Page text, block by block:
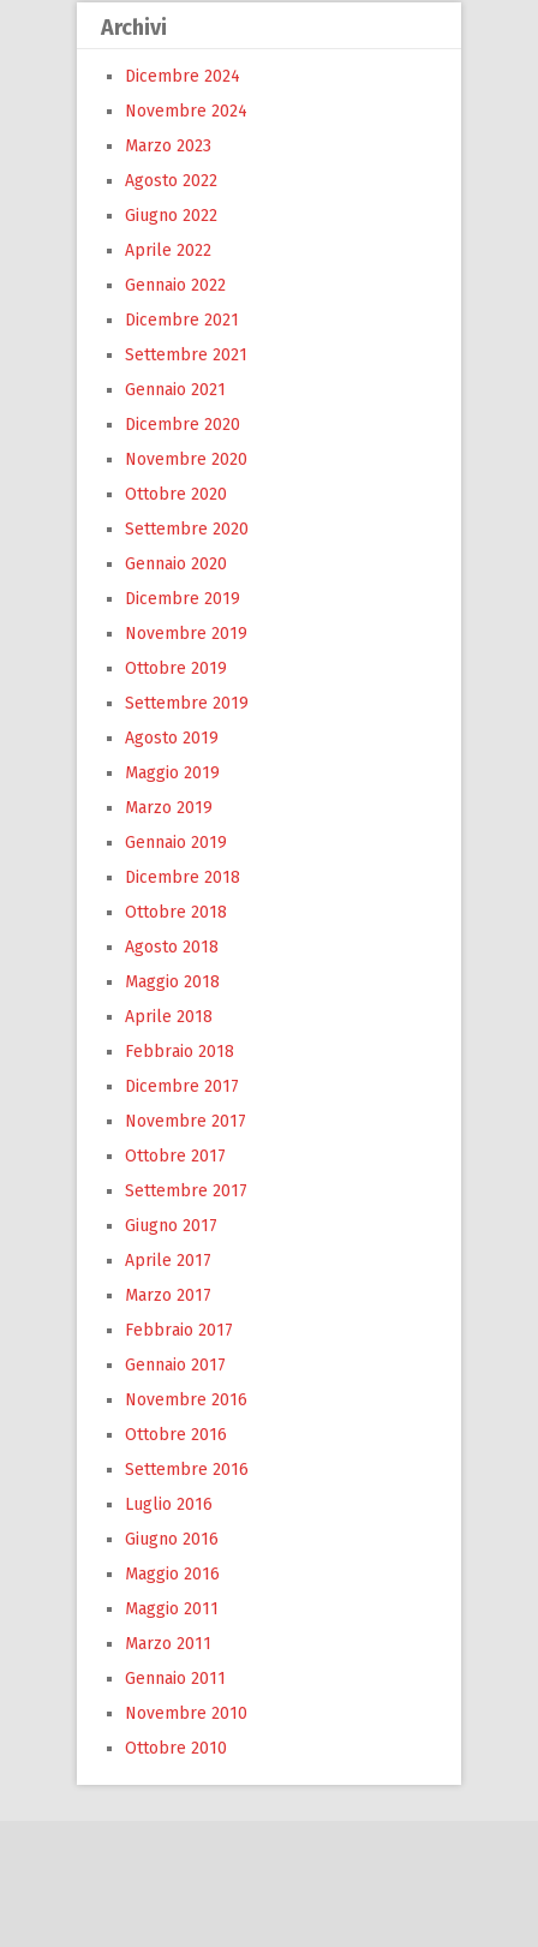
Archivi
Dicembre 2024
Novembre 2024
Marzo 2023
Agosto 2022
Giugno 2022
Aprile 2022
Gennaio 2022
Dicembre 2021
Settembre 2021
Gennaio 2021
Dicembre 2020
Novembre 2020
Ottobre 2020
Settembre 2020
Gennaio 2020
Dicembre 2019
Novembre 2019
Ottobre 2019
Settembre 2019
Agosto 2019
Maggio 2019
Marzo 2019
Gennaio 2019
Dicembre 2018
Ottobre 2018
Agosto 2018
Maggio 2018
Aprile 2018
Febbraio 2018
Dicembre 2017
Novembre 2017
Ottobre 2017
Settembre 2017
Giugno 2017
Aprile 2017
Marzo 2017
Febbraio 2017
Gennaio 2017
Novembre 2016
Ottobre 2016
Settembre 2016
Luglio 2016
Giugno 2016
Maggio 2016
Maggio 2011
Marzo 2011
Gennaio 2011
Novembre 2010
Ottobre 2010